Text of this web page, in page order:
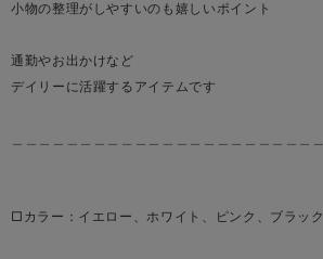
小物の整理がしやすいのも嬉しいポイント
通勤やお出かけなど
デイリーに活躍するアイテムです
□カラー：イエロー、ホワイト、ピンク、ブラック